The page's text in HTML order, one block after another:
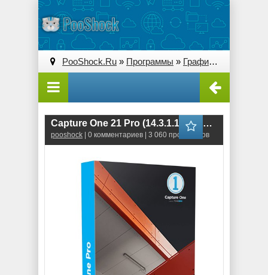
PooShock.Ru » Программы » Графические редакторы (2D)
Capture One 21 Pro (14.3.1.14) RePack
pooshock | 0 комментариев | 3 060 просмотров